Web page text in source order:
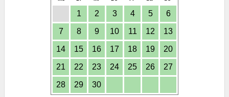
1 2 3 4 5 6
7 8 9 10 11 12 13
14 15 16 17 18 19 20
21 22 23 24 25 26 27
28 29 30